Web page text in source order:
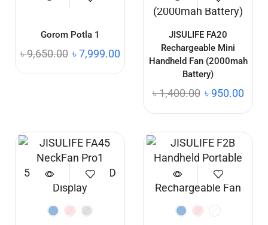
Gorom Potla 1
৳9,650.00 ৳7,999.00
JISULIFE FA20
Rechargeable Mini
Handheld Fan (2000mah
Battery)
৳1,400.00 ৳ 950.00